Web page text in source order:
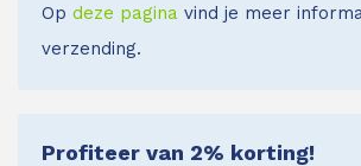
Op deze pagina vind je meer
verzending.
Profiteer van 2% korting!